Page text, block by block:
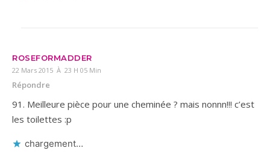
ROSEFORMADDER
22 Mars 2015 À 23 H 05 Min
Répondre
91. Meilleure pièce pour une cheminée ? mais nonnn!!! c’est
les toilettes :p
chargement…